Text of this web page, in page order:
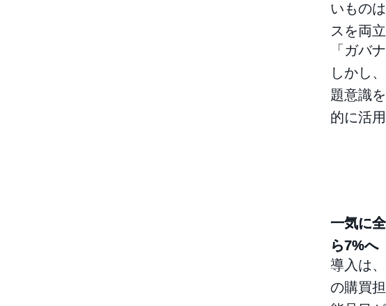
いもの
スを両
「ガバ
しかし
題意識
的に活
一気に
ら7%へ
導入は
の購買